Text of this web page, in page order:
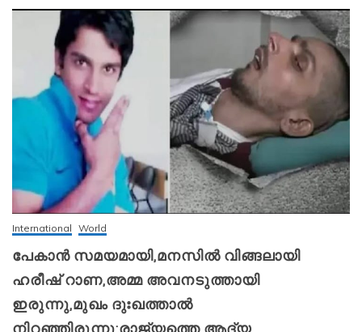
International World
പേകാൻ സമയമായി,മനസിൽ വിങ്ങലായി
ഹരീഷ് റാണ,അമ്മ അവനടുത്തായി
ഇരുന്നു,മുഖം ദുഃഖത്താൽ